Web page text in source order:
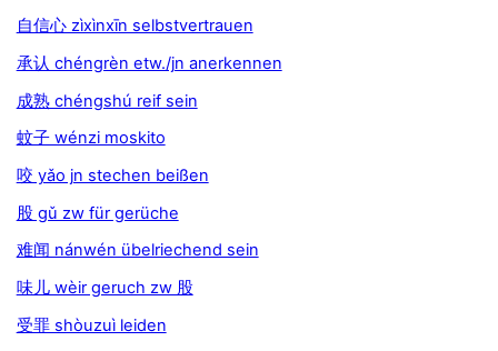
自信心 zìxìnxīn selbstvertrauen
承认 chéngrèn etw./jn anerkennen
成熟 chéngshú reif sein
蚊子 wénzi moskito
咬 yǎo jn stechen beißen
股 gǔ zw für gerüche
难闻 nánwén übelriechend sein
味儿 wèir geruch zw 股
受罪 shòuzuì leiden